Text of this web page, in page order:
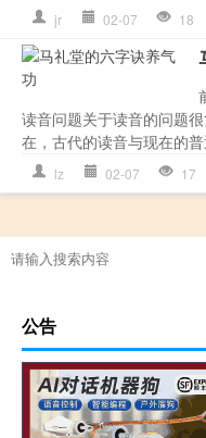
jr 02-07 18
读音问题关于读音的问题
在，古代的读音与现在的
lz 02-07 17
公告